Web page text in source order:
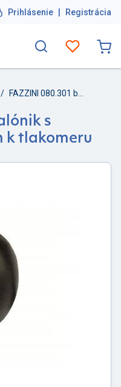
Prihlásenie | Registrácia
/
s
k tlakomeru